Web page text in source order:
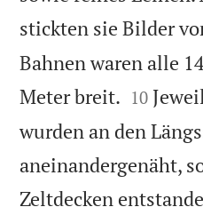
stickten sie Bilder
Bahnen waren alle
Meter breit. 

10
wurden an den
aneinandergenäht,
Zeltdecken